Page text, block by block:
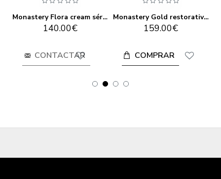
Monastery Flora cream sérum 60ml
140.00€
CONTACTAR
Monastery Gold restorative face oil 60ML
159.00€
COMPRAR